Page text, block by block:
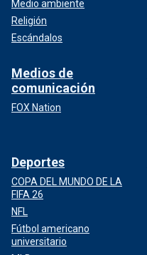
Medio ambiente
Religión
Escándalos
Medios de
comunicación
FOX Nation
Deportes
COPA DEL MUNDO DE LA
FIFA 26
NFL
Fútbol americano
universitario